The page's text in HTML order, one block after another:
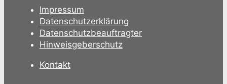
Impressum
Datenschutzerklärung
Datenschutzbeauftragter
Hinweisgeberschutz
Kontakt